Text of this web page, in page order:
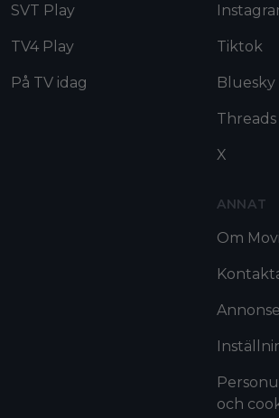
SVT Play
TV4 Play
På TV idag
Tiktok
Bluesky
Threads
X
ANNAT
Om
och